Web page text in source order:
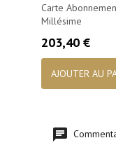
Carte
Millésime
Prix
203,40 €
AJOUTER AU